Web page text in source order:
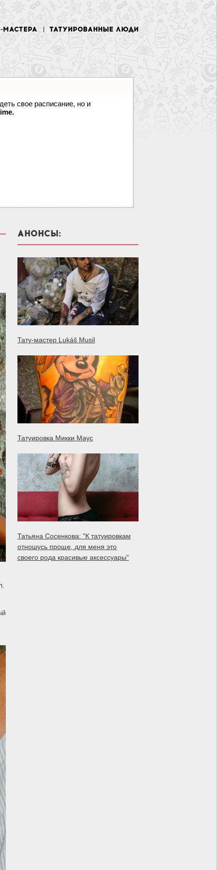
ТАТУИРОВАННЫЕ ЛЮДИ
МАСТЕРА
свое расписание, но и
АНОНСЫ:
Тату-мастер Lukáš Musil
Татуировка Микки Маус
Татьяна Сосенкова: "К татуировкам
отношусь проще, для меня это
своего рода красивые аксессуары"